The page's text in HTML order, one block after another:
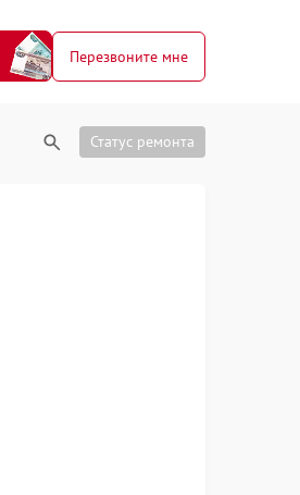
Перезвоните мне
Статус ремонта